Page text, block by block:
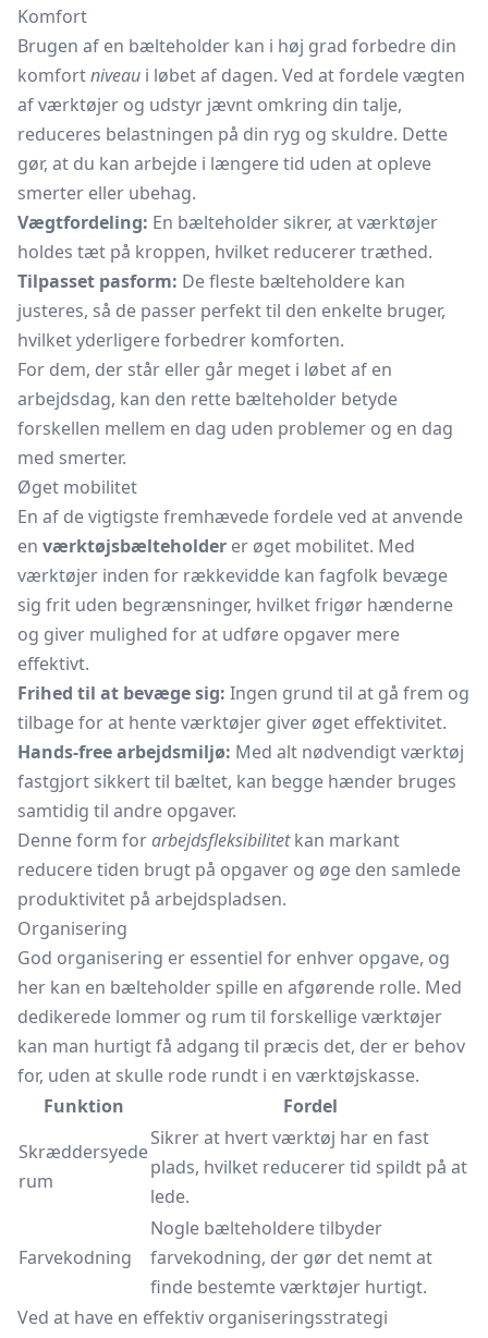
Komfort
Brugen af en bælteholder kan i høj grad forbedre din
komfortniveau i løbet af dagen. Ved at fordele vægten
af værktøjer og udstyr jævnt omkring din talje,
reduceres belastningen på din ryg og skuldre. Dette
gør, at du kan arbejde i længere tid uden at opleve
smerter eller ubehag.
Vægtfordeling: En bælteholder sikrer, at værktøjer
holdes tæt på kroppen, hvilket reducerer træthed.
Tilpasset pasform: De fleste bælteholdere kan
justeres, så de passer perfekt til den enkelte bruger,
hvilket yderligere forbedrer komforten.
For dem, der står eller går meget i løbet af en
arbejdsdag, kan den rette bælteholder betyde
forskellen mellem en dag uden problemer og en dag
med smerter.
Øget mobilitet
En af de vigtigste fremhævede fordele ved at anvende
en værktøjsbælteholder er øget mobilitet. Med
værktøjer inden for rækkevidde kan fagfolk bevæge
sig frit uden begrænsninger, hvilket frigør hænderne
og giver mulighed for at udføre opgaver mere
effektivt.
Frihed til at bevæge sig: Ingen grund til at gå frem og
tilbage for at hente værktøjer giver øget effektivitet.
Hands-free arbejdsmiljø: Med alt nødvendigt værktøj
fastgjort sikkert til bæltet, kan begge hænder bruges
samtidig til andre opgaver.
Denne form forarbejdsfleksibilitetkan markant
reducere tiden brugt på opgaver og øge den samlede
produktivitet på arbejdspladsen.
Organisering
God organisering er essentiel for enhver opgave, og
her kan en bælteholder spille en afgørende rolle. Med
dedikerede lommer og rum til forskellige værktøjer
kan man hurtigt få adgang til præcis det, der er behov
for, uden at skulle rode rundt i en værktøjskasse.
Funktion
Fordel
Skræddersyede
rum
Sikrer at hvert værktøj har en fast
plads, hvilket reducerer tid spildt på at
lede.
Farvekodning
Nogle bælteholdere tilbyder
farvekodning, der gør det nemt at
finde bestemte værktøjer hurtigt.
Ved at have en effektiv organiseringsstrategi